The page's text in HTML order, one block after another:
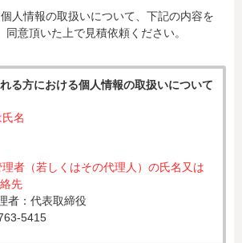
人情報の取扱いについて、下記の内容を
同意頂いた上で見積依頼ください。
る方における個人情報の取扱いについて
名
者（若しくはその代理人）の氏名又は
先
者：代表取締役
5415